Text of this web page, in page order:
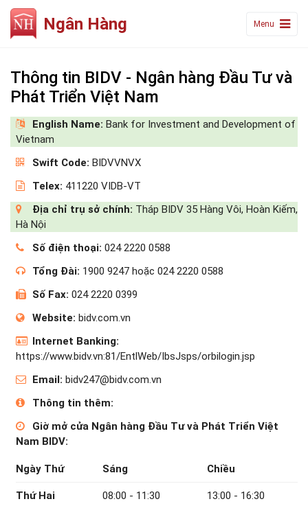
Ngân Hàng Menu
Thông tin BIDV - Ngân hàng Đầu Tư và
Phát Triển Việt Nam
English Name: Bank for Investment and Development of
Vietnam
Swift Code: BIDVVNVX
Telex: 411220 VIDB-VT
Địa chỉ trụ sở chính: Tháp BIDV 35 Hàng Vôi, Hoàn Kiếm,
Hà Nội
Số điện thoại: 024 2220 0588
Tổng Đài: 1900 9247 hoặc 024 2220 0588
Số Fax: 024 2220 0399
Website: bidv.com.vn
Internet Banking:
https://www.bidv.vn:81/EntlWeb/IbsJsps/orbilogin.jsp
Email: bidv247@bidv.com.vn
Thông tin thêm:
Giờ mở cửa Ngân hàng Đầu Tư và Phát Triển Việt
Nam BIDV:
Ngày Thứ Sáng Chiều
Thứ Hai 08:00 - 11:30 13:00 - 16:30